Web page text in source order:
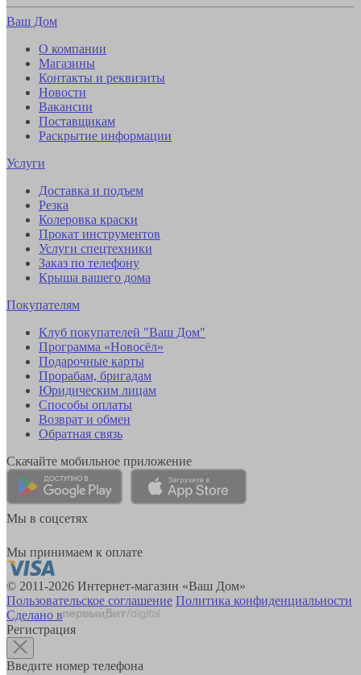
Ваш Дом
О компании
Магазины
Контакты и реквизиты
Новости
Вакансии
Поставщикам
Раскрытие информации
Услуги
Доставка и подъем
Резка
Колеровка краски
Прокат инструментов
Услуги спецтехники
Заказ по телефону
Крыша вашего дома
Покупателям
Клуб покупателей "Ваш Дом"
Программа «Новосёл»
Подарочные карты
Прорабам, бригадам
Юридическим лицам
Способы оплаты
Возврат и обмен
Обратная связь
Скачайте мобильное приложение
Мы в соцсетях
Мы принимаем к оплате
© 2011-2026 Интернет-магазин «Ваш Дом»
Пользовательское соглашение Политика конфиденциальности
Сделано в
Регистрация
Введите номер телефона